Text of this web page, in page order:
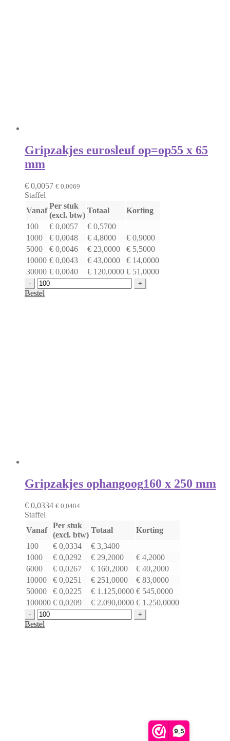
9,5
Gripzakjes eurosleuf op=op55 x 65
mm
€ 0,0057 € 0,0069
Staffel
Vanaf
Per stuk
(excl. btw)
Totaal
Korting
100
€ 0,0057 € 0,5700
1000
€ 0,0048 € 4,8000 € 0,9000
5000
€ 0,0046 € 23,0000 € 5,5000
10000 € 0,0043 € 43,0000 € 14,0000
30000 € 0,0040 € 120,0000 € 51,0000
Gripzakjes
eurosleuf
Bestel
Gripzakjes ophangoog160 x 250 mm
€ 0,0334 € 0,0404
Staffel
Vanaf
Per stuk
(excl. btw)
Totaal
Korting
100
€ 0,0334 € 3,3400
1000
€ 0,0292 € 29,2000 € 4,2000
6000
€ 0,0267 € 160,2000 € 40,2000
10000
€ 0,0251 € 251,0000 € 83,0000
50000
€ 0,0225 € 1.125,0000 € 545,0000
100000 € 0,0209 € 2.090,0000 € 1.250,0000
Gripzakjes
ophangoog
Bestel